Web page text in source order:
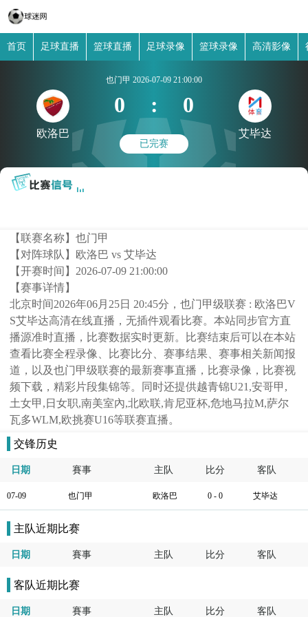
首页 足球直播 篮球直播 足球录像 篮球录像 高清影像
欧洛巴
也门甲 2026-07-09 21:00:00
0 : 0
已完赛
艾毕达
【联赛名称】也门甲
【对阵球队】 欧洛巴 vs 艾毕达
【开赛时间】 2026-07-09 21:00:00
【赛事详情】
北京时间2026年06月25日 20:45分，也门甲级联赛 : 欧洛巴V
S艾毕达高清在线直播，无插件观看比赛。本站同步官方直
播源准时直播，比赛数据实时更新。比赛结束后可以在本站
查看比赛全程录像、比赛比分、赛事结果、赛事相关新闻报
道，以及也门甲级联赛的最新赛事直播，比赛录像，比赛视
频下载，精彩片段集锦等。同时还提供越青锦U21,安哥甲,
土女甲,日女职,南美室內,北欧联,肯尼亚杯,危地马拉M,萨尔
瓦多WLM,欧挑赛U16等联赛直播。
交锋历史
日期 賽事 主队 比分 客队
07-09 也门甲 欧洛巴 0 - 0 艾毕达
主队近期比赛
日期 賽事 主队 比分 客队
客队近期比赛
日期 賽事 主队 比分 客队